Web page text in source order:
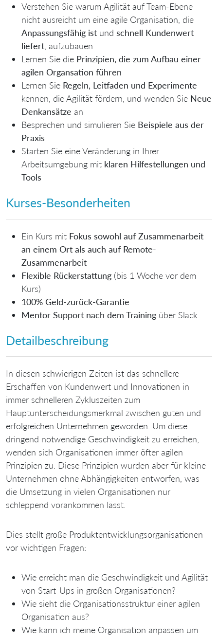
Verstehen Sie warum Agilität auf Team-Ebene
nicht ausreicht um eine agile Organisation, die
Anpassungsfähig ist und schnell Kundenwert
liefert , aufzubauen
Lernen Sie die Prinzipien, die zum Aufbau einer
agilen Organsation führen
Lernen Sie Regeln, Leitfaden und Experimente
kennen, die Agilität fördern, und wenden Sie Neue
Denkansätze an
Besprechen und simulieren Sie Beispiele aus der
Praxis
Starten Sie eine Veränderung in Ihrer
Arbeitsumgebung mit klaren Hilfestellungen und
Tools
Kurses-Besonderheiten
Ein Kurs mit Fokus sowohl auf Zusammenarbeit
an einem Ort als auch auf Remote-
Zusammenarbeit
Flexible Rückerstattung (bis 1 Woche vor dem
Kurs)
100% Geld-zurück-Garantie
Mentor Support nach dem Training über Slack
Detailbeschreibung
In diesen schwierigen Zeiten ist das schnellere
Erschaffen von Kundenwert und Innovationen in
immer schnelleren Zykluszeiten zum
Hauptunterscheidungsmerkmal zwischen guten und
erfolgreichen Unternehmen geworden. Um diese
dringend notwendige Geschwindigkeit zu erreichen,
wenden sich Organisationen immer öfter agilen
Prinzipien zu. Diese Prinzipien wurden aber für kleine
Unternehmen ohne Abhängigkeiten entworfen, was
die Umsetzung in vielen Organisationen nur
schleppend vorankommen lässt.
Dies stellt große Produktentwicklungsorganisationen
vor wichtigen Fragen:
Wie erreicht man die Geschwindigkeit und Agilität
von Start-Ups in großen Organisationen?
Wie sieht die Organisationsstruktur einer agilen
Organisation aus?
Wie kann ich meine Organisation anpassen um